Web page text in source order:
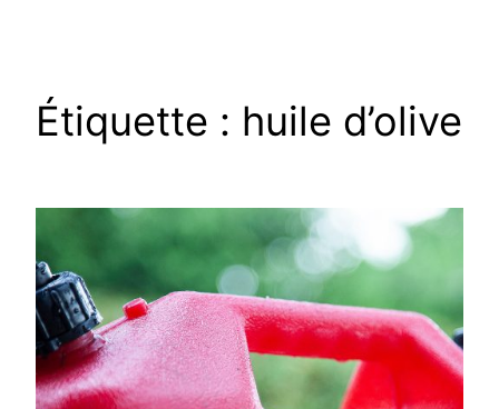
Étiquette : huile d’olive